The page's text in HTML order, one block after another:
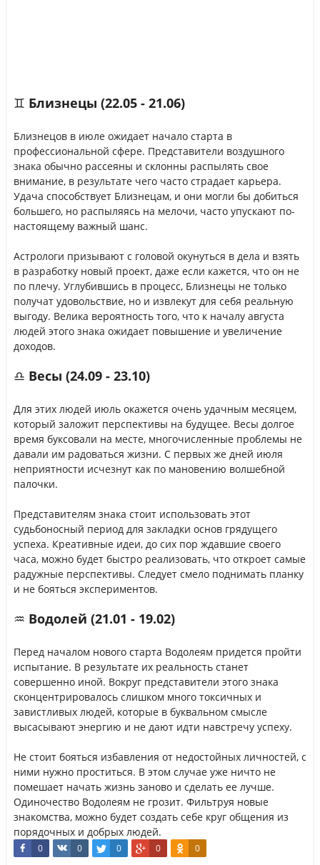
♊ Близнецы (22.05 - 21.06)
Близнецов в июле ожидает начало старта в
профессиональной сфере. Представители воздушного
знака обычно рассеяны и склонны распылять свое
внимание, в результате чего часто страдает карьера.
Удача способствует Близнецам, и они могли бы добиться
большего, но распыляясь на мелочи, часто упускают по-
настоящему важный шанс.
Астрологи призывают с головой окунуться в дела и взять
в разработку новый проект, даже если кажется, что он не
по плечу. Углубившись в процесс, Близнецы не только
получат удовольствие, но и извлекут для себя реальную
выгоду. Велика вероятность того, что к началу августа
людей этого знака ожидает повышение и увеличение
доходов.
♎ Весы (24.09 - 23.10)
Для этих людей июль окажется очень удачным месяцем,
который заложит перспективы на будущее. Весы долгое
время буксовали на месте, многочисленные проблемы не
давали им радоваться жизни. С первых же дней июля
неприятности исчезнут как по мановению волшебной
палочки.
Представителям знака стоит использовать этот
судьбоносный период для закладки основ грядущего
успеха. Креативные идеи, до сих пор ждавшие своего
часа, можно будет быстро реализовать, что откроет самые
радужные перспективы. Следует смело поднимать планку
и не бояться экспериментов.
♒ Водолей (21.01 - 19.02)
Перед началом нового старта Водолеям придется пройти
испытание. В результате их реальность станет
совершенно иной. Вокруг представители этого знака
сконцентрировалось слишком много токсичных и
завистливых людей, которые в буквальном смысле
высасывают энергию и не дают идти навстречу успеху.
Не стоит бояться избавления от недостойных личностей, с
ними нужно проститься. В этом случае уже ничто не
помешает начать жизнь заново и сделать ее лучше.
Одиночество Водолеям не грозит. Фильтруя новые
знакомства, можно будет создать себе круг общения из
порядочных и добрых людей.
0 0 0 0 0